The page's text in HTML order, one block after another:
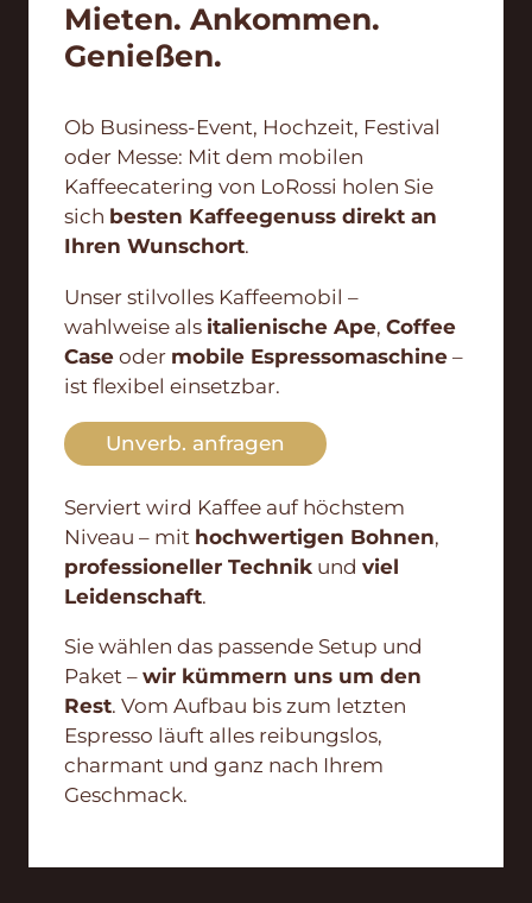
Mieten. Ankommen.
Genießen.
Ob Business-Event, Hochzeit, Festival
oder Messe: Mit dem mobilen
Kaffeecatering von LoRossi holen Sie
sich besten Kaffeegenuss direkt an
Ihren Wunschort.
Unser stilvolles Kaffeemobil –
wahlweise als italienische Ape, Coffee
Caseoder mobile Espressomaschine–
ist flexibel einsetzbar.
Unverb. anfragen
Serviert wird Kaffee auf höchstem
Niveau – mit hochwertigen Bohnen,
professioneller Technikund viel
Leidenschaft.
Sie wählen das passende Setup und
Paket – wir kümmern uns um den
Rest. Vom Aufbau bis zum letzten
Espresso läuft alles reibungslos,
charmant und ganz nach Ihrem
Geschmack.